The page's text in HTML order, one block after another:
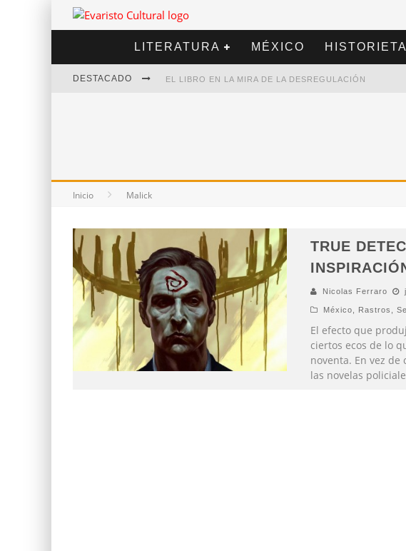
LITERATURA MÉXICO HISTORIETA
DESTACADO EL LIBRO EN LA MIRA DE LA DESREGULACIÓN
Inicio Malick
TRUE
Nicolas Ferraro
México Rastros
El efecto que
ciertos ecos de lo
noventa. En vez
las novelas